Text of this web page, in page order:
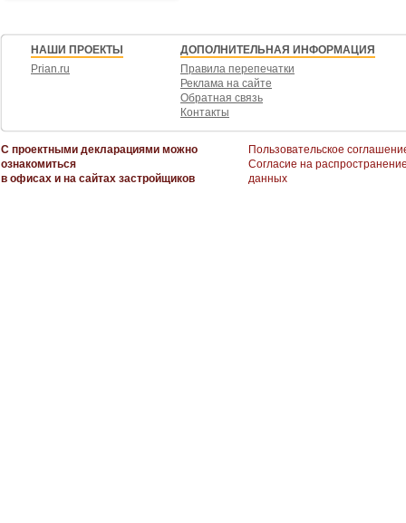
НАШИ ПРОЕКТЫ
Prian.ru
ДОПОЛНИТЕЛЬНАЯ ИНФОРМАЦИЯ
Правила перепечатки
Реклама на сайте
Обратная связь
Контакты
С проектными декларациями можно
ознакомиться
в офисах и на сайтах застройщиков
Пользовательское
Согласие на
данных